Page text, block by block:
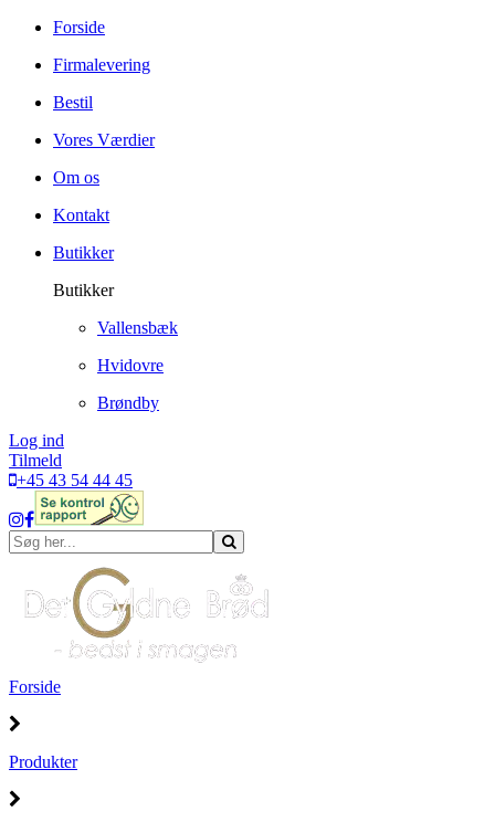
Forside
Firmalevering
Bestil
Vores Værdier
Om os
Kontakt
Butikker
Butikker
Vallensbæk
Hvidovre
Brøndby
Log ind
Tilmeld
+45 43 54 44 45
Forside
Produkter